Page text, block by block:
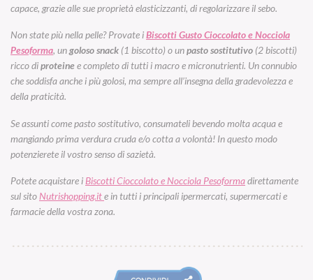
capace, grazie alle sue proprietà elasticizzanti, di regolarizzare il sebo.
Non state più nella pelle?Provate iBiscotti Gusto Cioccolato e Nocciola
Pesoforma, ungoloso snack (1 biscotto) o unpasto sostitutivo (2 biscotti)
ricco diproteinee completodi tutti i macro e micronutrienti. Un connubio
che soddisfa anche i più golosi, ma sempre all’insegna dellagradevolezza e
della praticità.
Se assunti come pasto sostitutivo, consumateli bevendo molta acquae
mangiando prima verdura cruda e/o cotta a volontà! In questo modo
potenzierete il vostro senso di sazietà.
Potete acquistare i Biscotti Cioccolato e Nocciola Pesoformadirettamente
sul sito Nutrishopping.ite in tutti i principali ipermercati, supermercati e
farmacie della vostra zona.